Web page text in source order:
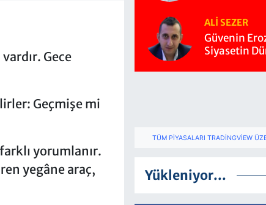
Gece
Geçmişe mi
yorumlanır.
yegâne araç,
ALI SEZER
Güvenin
Siyasetin
TÜM PIYASALARI TRADINGVIEW
Yükleniyor...